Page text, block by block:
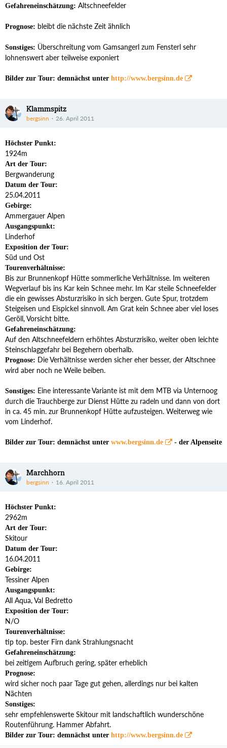
Gefahreneinschätzung: Altschneefelder
Prognose: bleibt die nächste Zeit ähnlich
Sonstiges: Überschreitung vom Gamsangerl zum Fensterl sehr
lohnenswert aber teilweise exponiert
Bilder zur Tour: demnächst unter http://www.bergsinn.de
Klammspitz
bergsinn 26. April 2011
Höchster Punkt:
1924m
Art der Tour:
Bergwanderung
Datum der Tour:
25.04.2011
Gebirge:
Ammergauer Alpen
Ausgangspunkt:
Linderhof
Exposition der Tour:
Süd und Ost
Tourenverhältnisse:
Bis zur Brunnenkopf Hütte sommerliche Verhältnisse. Im weiteren
Wegverlauf bis ins Kar kein Schnee mehr. Im Kar steile Schneefelder
die ein gewisses Absturzrisiko in sich bergen. Gute Spur, trotzdem
Steigeisen und Eispickel sinnvoll. Am Grat kein Schnee aber viel loses
Geröll, Vorsicht bitte.
Gefahreneinschätzung:
Auf den Altschneefeldern erhöhtes Absturzrisiko, weiter oben leichte
Steinschlaggefahr bei Begehern oberhalb.
Prognose: Die Verhältnisse werden sicher eher besser, der Altschnee
wird aber noch ne Weile beiben.
Sonstiges: Eine interessante Variante ist mit dem MTB via Unternoog
durch die Trauchberge zur Dienst Hütte zu radeln und dann von dort
in ca. 45 min. zur Brunnenkopf Hütte aufzusteigen. Weiterweg wie
vom Linderhof.
Bilder zur Tour: demnächst unter www.bergsinn.de - der Alpenseite
Marchhorn
bergsinn 16. April 2011
Höchster Punkt:
2962m
Art der Tour:
Skitour
Datum der Tour:
16.04.2011
Gebirge:
Tessiner Alpen
Ausgangspunkt:
All Aqua, Val Bedretto
Exposition der Tour:
N/O
Tourenverhältnisse:
tip top. bester Firn dank Strahlungsnacht
Gefahreneinschätzung:
bei zeitigem Aufbruch gering, später erheblich
Prognose:
wird sicher noch paar Tage gut gehen, allerdings nur bei kalten
Nächten
Sonstiges:
sehr empfehlenswerte Skitour mit landschaftlich wunderschöne
Routenführung. Hammer Abfahrt.
Bilder zur Tour: demnächst unter http://www.bergsinn.de